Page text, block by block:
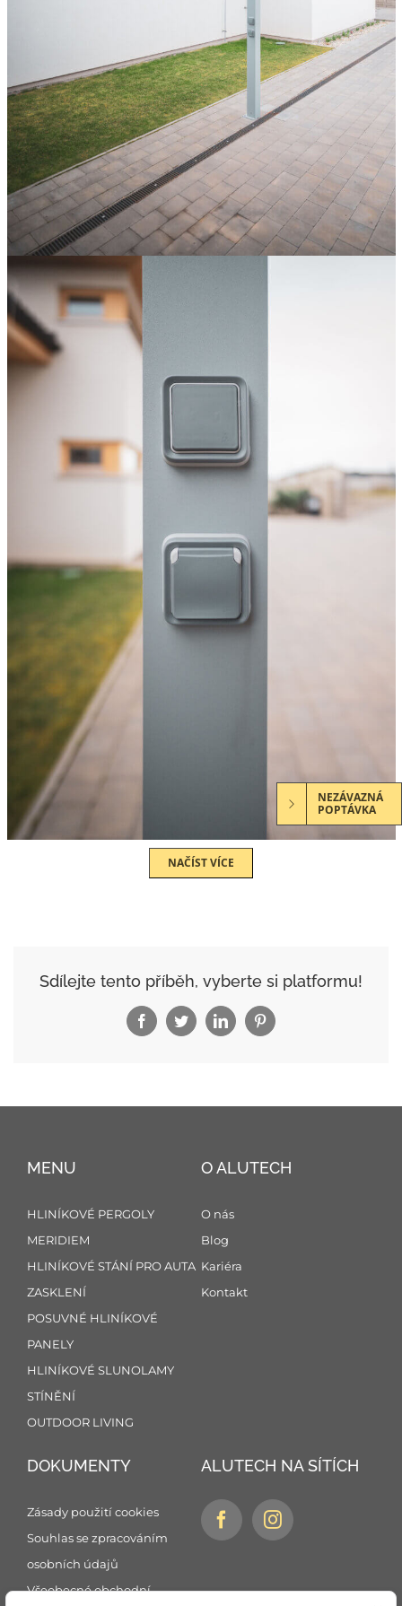
NEZÁVAZNÁ
POPTÁVKA
NAČÍST VÍCE
Sdílejte tento příběh, vyberte si platformu!
FacebookTwitterLinkedInPinterest
MENU
HLINÍKOVÉ PERGOLY
MERIDIEM
HLINÍKOVÉ STÁNÍ PRO AUTA
ZASKLENÍ
POSUVNÉ HLINÍKOVÉ
PANELY
HLINÍKOVÉ SLUNOLAMY
STÍNĚNÍ
OUTDOOR LIVING
O ALUTECH
O nás
Blog
Kariéra
Kontakt
DOKUMENTY
Zásady použití cookies
Souhlas se zpracováním
osobních údajů
Všeobecné obchodní
ALUTECH NA SÍTÍCH